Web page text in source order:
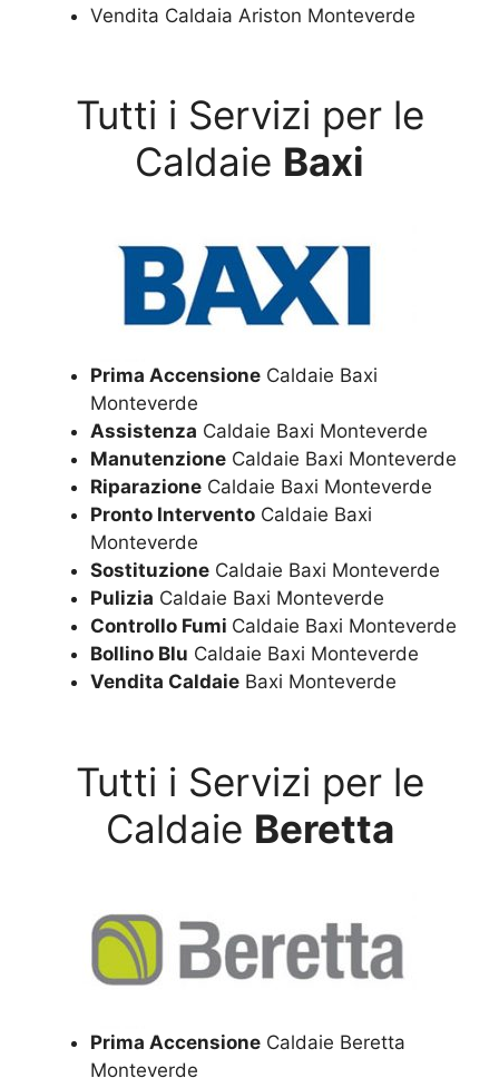
Vendita Caldaia Ariston Monteverde
Tutti i Servizi per le
Caldaie Baxi
Prima Accensione Caldaie Baxi
Monteverde
Assistenza Caldaie Baxi Monteverde
Manutenzione Caldaie Baxi Monteverde
Riparazione Caldaie Baxi Monteverde
Pronto Intervento Caldaie Baxi
Monteverde
Sostituzione Caldaie Baxi Monteverde
Pulizia Caldaie Baxi Monteverde
Controllo Fumi Caldaie Baxi Monteverde
Bollino Blu Caldaie Baxi Monteverde
Vendita Caldaie Baxi Monteverde
Tutti i Servizi per le
Caldaie Beretta
Prima Accensione Caldaie Beretta
Monteverde